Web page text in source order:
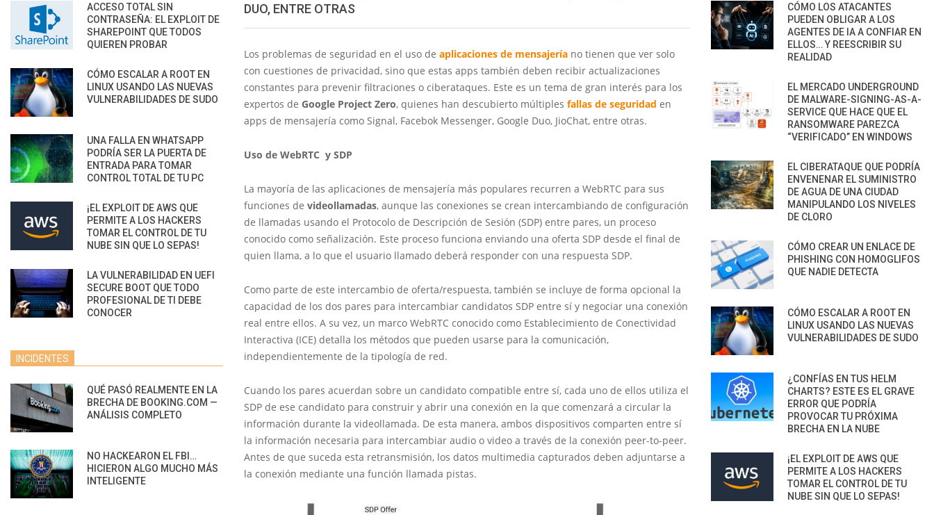
DUO, ENTRE OTRAS
Los problemas de seguridad en el uso de aplicaciones de mensajería no tienen que ver solo
con cuestiones de privacidad, sino que estas apps también deben recibir actualizaciones
constantes para prevenir filtraciones o ciberataques. Este es un tema de gran interés para los
expertos de Google Project Zero, quienes han descubierto múltiples fallas de seguridad en
apps de mensajería como Signal, Facebok Messenger, Google Duo, JioChat, entre otras.
Uso de WebRTC y SDP
La mayoría de las aplicaciones de mensajería más populares recurren a WebRTC para sus
funciones de videollamadas, aunque las conexiones se crean intercambiando de configuración
de llamadas usando el Protocolo de Descripción de Sesión (SDP) entre pares, un proceso
conocido como señalización. Este proceso funciona enviando una oferta SDP desde el final de
quien llama, a lo que el usuario llamado deberá responder con una respuesta SDP.
Como parte de este intercambio de oferta/respuesta, también se incluye de forma opcional la
capacidad de los dos pares para intercambiar candidatos SDP entre sí y negociar una conexión
real entre ellos. A su vez, un marco WebRTC conocido como Establecimiento de Conectividad
Interactiva (ICE) detalla los métodos que pueden usarse para la comunicación,
independientemente de la tipología de red.
Cuando los pares acuerdan sobre un candidato compatible entre sí, cada uno de ellos utiliza el
SDP de ese candidato para construir y abrir una conexión en la que comenzará a circular la
información durante la videollamada. De esta manera, ambos dispositivos comparten entre sí
la información necesaria para intercambiar audio o video a través de la conexión peer-to-peer.
Antes de que suceda esta retransmisión, los datos multimedia capturados deben adjuntarse a
la conexión mediante una función llamada pistas.
ACCESO TOTAL SIN
CONTRASEÑA: EL EXPLOIT DE
SHAREPOINT QUE TODOS
QUIEREN PROBAR
CÓMO ESCALAR A ROOT EN
LINUX USANDO LAS NUEVAS
VULNERABILIDADES DE SUDO
UNA FALLA EN WHATSAPP
PODRÍA SER LA PUERTA DE
ENTRADA PARA TOMAR
CONTROL TOTAL DE TU PC
¡EL EXPLOIT DE AWS QUE
PERMITE A LOS HACKERS
TOMAR EL CONTROL DE TU
NUBE SIN QUE LO SEPAS!
LA VULNERABILIDAD EN UEFI
SECURE BOOT QUE TODO
PROFESIONAL DE TI DEBE
CONOCER
INCIDENTES
QUÉ PASÓ REALMENTE EN LA
BRECHA DE BOOKING.COM —
ANÁLISIS COMPLETO
NO HACKEARON EL FBI…
HICIERON ALGO MUCHO MÁS
INTELIGENTE
CÓMO LOS ATACANTES
PUEDEN OBLIGAR A LOS
AGENTES DE IA A CONFIAR EN
ELLOS… Y REESCRIBIR SU
REALIDAD
EL MERCADO UNDERGROUND
DE MALWARE-SIGNING-AS-A-
SERVICE QUE HACE QUE EL
RANSOMWARE PAREZCA
“VERIFICADO” EN WINDOWS
EL CIBERATAQUE QUE PODRÍA
ENVENENAR EL SUMINISTRO
DE AGUA DE UNA CIUDAD
MANIPULANDO LOS NIVELES
DE CLORO
CÓMO CREAR UN ENLACE DE
PHISHING CON HOMOGLIFOS
QUE NADIE DETECTA
CÓMO ESCALAR A ROOT EN
LINUX USANDO LAS NUEVAS
VULNERABILIDADES DE SUDO
¿CONFÍAS EN TUS HELM
CHARTS? ESTE ES EL GRAVE
ERROR QUE PODRÍA
PROVOCAR TU PRÓXIMA
BRECHA EN LA NUBE
¡EL EXPLOIT DE AWS QUE
PERMITE A LOS HACKERS
TOMAR EL CONTROL DE TU
NUBE SIN QUE LO SEPAS!